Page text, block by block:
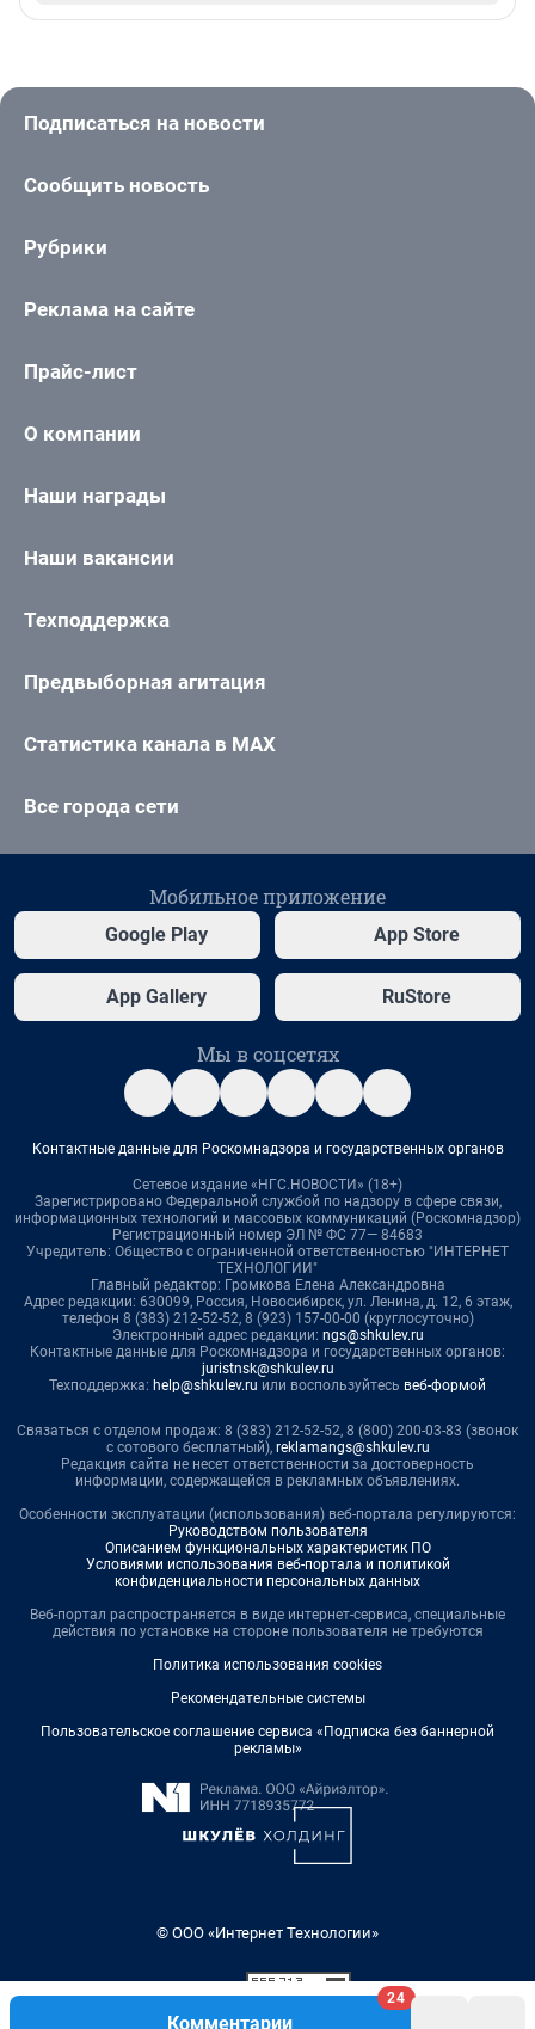
Комментарии
24
Подписаться на новости
Сообщить новость
Рубрики
Реклама на сайте
Прайс-лист
О компании
Наши награды
Наши вакансии
Техподдержка
Предвыборная агитация
Статистика канала в MAX
Все города сети
Мобильное приложение
Google Play App Store
App Gallery RuStore
Мы в соцсетях
Контактные данные для Роскомнадзора и государственных органов
Сетевое издание «НГС.НОВОСТИ» (18+)
Зарегистрировано Федеральной службой по надзору в сфере связи,
информационных технологий и массовых коммуникаций (Роскомнадзор)
Регистрационный номер ЭЛ № ФС 77— 84683
Учредитель: Общество с ограниченной ответственностью "ИНТЕРНЕТ
ТЕХНОЛОГИИ"
Главный редактор: Громкова Елена Александровна
Адрес редакции: 630099, Россия, Новосибирск, ул. Ленина, д. 12, 6 этаж,
телефон 8 (383) 212-52-52, 8 (923) 157-00-00 (круглосуточно)
Электронный адрес редакции: ngs@shkulev.ru
Контактные данные для Роскомнадзора и государственных органов:
juristnsk@shkulev.ru
Техподдержка: help@shkulev.ru или воспользуйтесь веб-формой
Связаться с отделом продаж: 8 (383) 212-52-52, 8 (800) 200-03-83 (звонок
с сотового бесплатный), reklamangs@shkulev.ru
Редакция сайта не несет ответственности за достоверность
информации, содержащейся в рекламных объявлениях.
Особенности эксплуатации (использования) веб-портала регулируются:
Руководством пользователя
Описанием функциональных характеристик ПО
Условиями использования веб-портала и политикой
конфиденциальности персональных данных
Веб-портал распространяется в виде интернет-сервиса, специальные
действия по установке на стороне пользователя не требуются
Политика использования cookies
Рекомендательные системы
Пользовательское соглашение сервиса «Подписка без баннерной
рекламы»
© ООО «Интернет Технологии»